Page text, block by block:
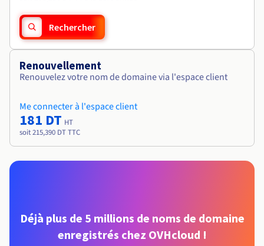
Rechercher
Renouvellement
Renouvelez votre nom de domaine via l'espace client
Me connecter à l'espace client
181 DT HT
soit 215,390 DT TTC
Déjà plus de 5 millions de noms de domaine
enregistrés chez OVHcloud !